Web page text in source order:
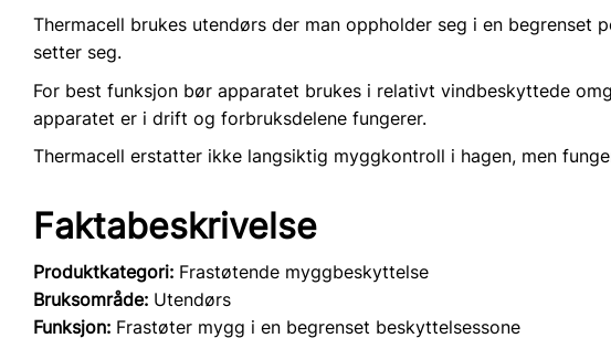
Thermacell brukes utendørs der man oppholder seg i en
setter seg.
For best funksjon bør apparatet brukes i relativt vindbeskyttede
apparatet er i drift og forbruksdelene fungerer.
Thermacell erstatter ikke langsiktig myggkontroll i hagen, men
Faktabeskrivelse
Produktkategori: Frastøtende myggbeskyttelse
Bruksområde: Utendørs
Funksjon: Frastøter mygg i en begrenset beskyttelsessone